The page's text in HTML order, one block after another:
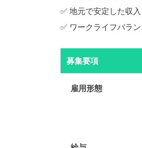
✅ 地元で安定した収
✅ ワークライフバラ
募集要項
雇用形態